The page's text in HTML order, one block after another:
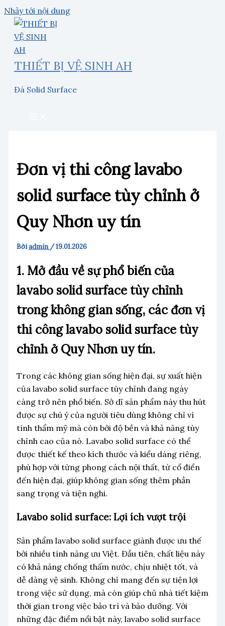
Nhảy tới nội dung
THIẾT BỊ VỆ SINH AH
Đá Solid Surface
Đơn vị thi công lavabo
solid surface tùy chỉnh ở
Quy Nhơn uy tín
Bởiadmin /19.01.2026
1. Mở đầu về sự phổ biến của
lavabo solid surface tùy chỉnh
trong không gian sống, các đơn vị
thi công lavabo solid surface tùy
chỉnh ở Quy Nhơn uy tín.
Trong các không gian sống hiện đại, sự xuất hiện
của lavabo solid surface tùy chỉnh đang ngày
càng trở nên phổ biến. Sở dĩ sản phẩm này thu hút
được sự chú ý của người tiêu dùng không chỉ vì
tính thẩm mỹ mà còn bởi độ bền và khả năng tùy
chỉnh cao của nó. Lavabo solid surface có thể
được thiết kế theo kích thước và kiểu dáng riêng,
phù hợp với từng phong cách nội thất, từ cổ điển
đến hiện đại, giúp không gian sống thêm phần
sang trọng và tiện nghi.
Lavabo solid surface: Lợi ích vượt trội
Sản phẩm lavabo solid surface giành được ưu thế
bởi nhiều tính năng ưu Việt. Đầu tiên, chất liệu này
có khả năng chống thấm nước, chịu nhiệt tốt, và
dễ dàng vệ sinh. Không chỉ mang đến sự tiện lợi
trong việc sử dụng, mà còn giúp chủ nhà tiết kiệm
thời gian trong việc bảo trì và bảo dưỡng. Với
những đặc điểm nổi bật này, lavabo solid surface